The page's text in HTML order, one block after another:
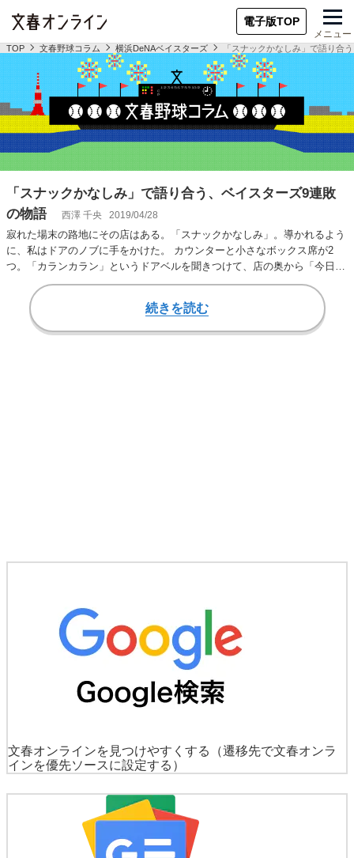
電子版TOP
メニュー
TOP 文春野球コラム 横浜DeNAベイスターズ 「スナックかなしみ」で語り合
「スナックかなしみ」で語り合う、ベイスターズ9連敗
の物語
西澤 千央 2019/04/28
寂れた場末の路地にその店はある。「スナックかなしみ」。導かれるよう
に、私はドアのノブに手をかけた。 カウンターと小さなボックス席が2
つ。「カランカラン」というドアベルを聞きつけて、店の奥から「今日は
もう閉店よ」とい…
続きを読む
文春オンラインを見つけやすくする
（遷移先で文春オンラ
インを優先ソースに設定する）